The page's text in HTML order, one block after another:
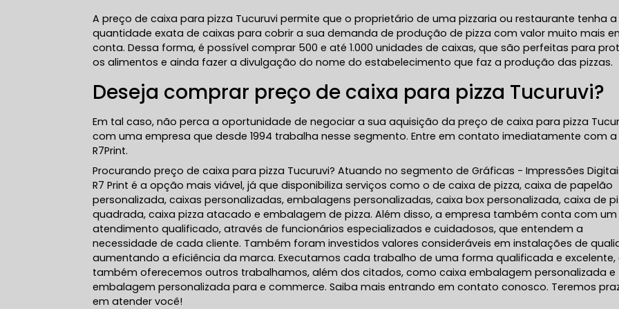
A preço de caixa para pizza Tucuruvi permite que o proprietário de uma pizzaria ou restaurante tenha a
quantidade exata de caixas para cobrir a sua demanda de produção de pizza com valor muito mais
conta. Dessa forma, é possível comprar 500 e até 1.000 unidades de caixas, que são perfeitas para
os alimentos e ainda fazer a divulgação do nome do estabelecimento que faz a produção das pizzas.
Deseja comprar preço de caixa para pizza Tucuruvi?
Em tal caso, não perca a oportunidade de negociar a sua aquisição da preço de caixa para pizza
com uma empresa que desde 1994 trabalha nesse segmento. Entre em contato imediatamente com a
R7Print.
Procurando preço de caixa para pizza Tucuruvi? Atuando no segmento de Gráficas - Impressões
R7 Print é a opção mais viável, já que disponibiliza serviços como o de caixa de pizza, caixa de papelão
personalizada, caixas personalizadas, embalagens personalizadas, caixa box personalizada, caixa de
quadrada, caixa pizza atacado e embalagem de pizza. Além disso, a empresa também conta com um
atendimento qualificado, através de funcionários especializados e cuidadosos, que entendem a
necessidade de cada cliente. Também foram investidos valores consideráveis em instalações de
aumentando a eficiência da marca. Executamos cada trabalho de uma forma qualificada e excelente,
também oferecemos outros trabalhamos, além dos citados, como caixa embalagem personalizada e
embalagem personalizada para e commerce. Saiba mais entrando em contato conosco. Teremos
em atender você!